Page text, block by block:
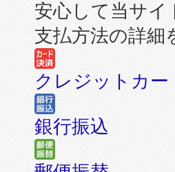
安心して当サイ
支払方法の詳細
クレジットカー
銀行振込